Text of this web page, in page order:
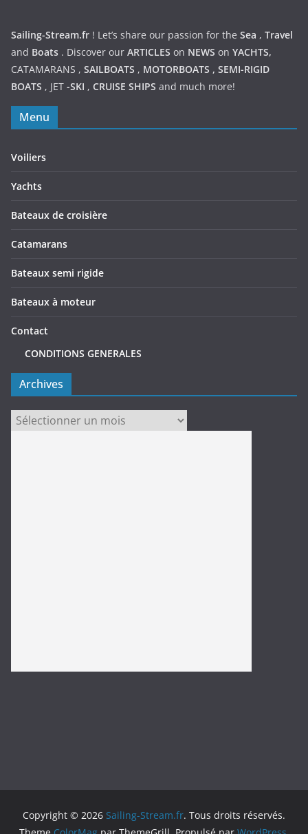
Sailing-Stream.fr ! Let’s share our passion for the Sea , Travel
and Boats . Discover our ARTICLES on NEWS on YACHTS,
CATAMARANS , SAILBOATS , MOTORBOATS , SEMI-RIGID
BOATS , JET -SKI , CRUISE SHIPS and much more!
Menu
Voiliers
Yachts
Bateaux de croisière
Catamarans
Bateaux semi rigide
Bateaux à moteur
Contact
CONDITIONS GENERALES
Archives
Archives
Copyright © 2026 Sailing-Stream.fr. Tous droits réservés.